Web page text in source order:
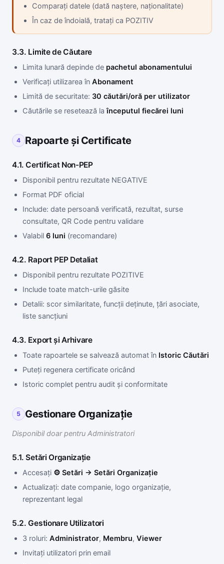
Comparați datele (dată naștere, naționalitate)
În caz de îndoială, tratați ca POZITIV
3.3. Limite de Căutare
Limita lunară depinde de pachetul abonamentului
Verificați utilizarea în Abonament
Limită de securitate: 30 căutări/oră per utilizator
Căutările se resetează laînceputul fiecărei luni
4 Rapoarte și Certificate
4.1. Certificat Non-PEP
Disponibil pentru rezultate NEGATIVE
Format PDF oficial
Include: date persoană verificată, rezultat, surse
consultate, QR Code pentru validare
Valabil 6 luni (recomandare)
4.2. Raport PEP Detaliat
Disponibil pentru rezultate POZITIVE
Include toate match-urile găsite
Detalii: scor similaritate, funcții deținute, țări asociate,
liste sancțiuni
4.3. Export și Arhivare
Toate rapoartele se salvează automat în Istoric Căutări
Puteți regenera certificate oricând
Istoric complet pentru audit și conformitate
5 Gestionare Organizație
Disponibil doar pentru Administratori
5.1. Setări Organizație
Accesați ⚙ Setări → Setări Organizație
Actualizați: date companie, logo organizație,
reprezentant legal
5.2. Gestionare Utilizatori
3 roluri: Administrator, Membru, Viewer
Invitați utilizatori prin email